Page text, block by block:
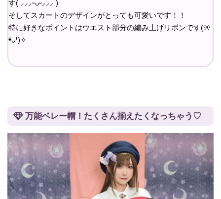
す( ⸝⸝⸝ᵕᴗᵕ⸝⸝⸝ )
そしてスカートのデザインがとっても可愛いです！！
特に好きなポイントはウエスト部分の編み上げリボンです(୨୧
❛ᴗ❛)✧
万能ベレー帽！たくさん揃えたくなっちゃう♡